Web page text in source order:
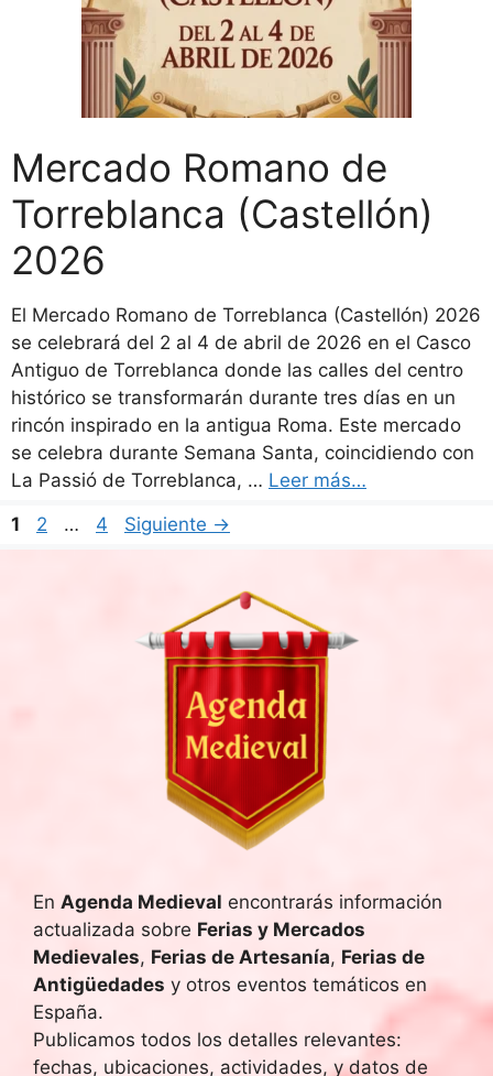
Mercado Romano de
Torreblanca (Castellón)
2026
El Mercado Romano de Torreblanca (Castellón) 2026
se celebrará del 2 al 4 de abril de 2026 en el Casco
Antiguo de Torreblanca donde las calles del centro
histórico se transformarán durante tres días en un
rincón inspirado en la antigua Roma. Este mercado
se celebra durante Semana Santa, coincidiendo con
La Passió de Torreblanca, … Leer más…
Página
1 Página
2 … Página
4 Siguiente →
En Agenda Medieval encontrarás información
actualizada sobre Ferias y Mercados
Medievales, Ferias de Artesanía, Ferias de
Antigüedades y otros eventos temáticos en
España.
Publicamos todos los detalles relevantes:
fechas, ubicaciones, actividades, y datos de